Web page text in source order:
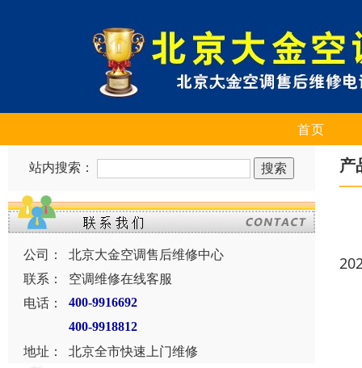
首页
站内搜索：
公司：
北京大金空调售后维修中心
联系：
空调维修在线客服
电话：
400-9916692
400-9918812
地址： 北京全市快速上门维修
产